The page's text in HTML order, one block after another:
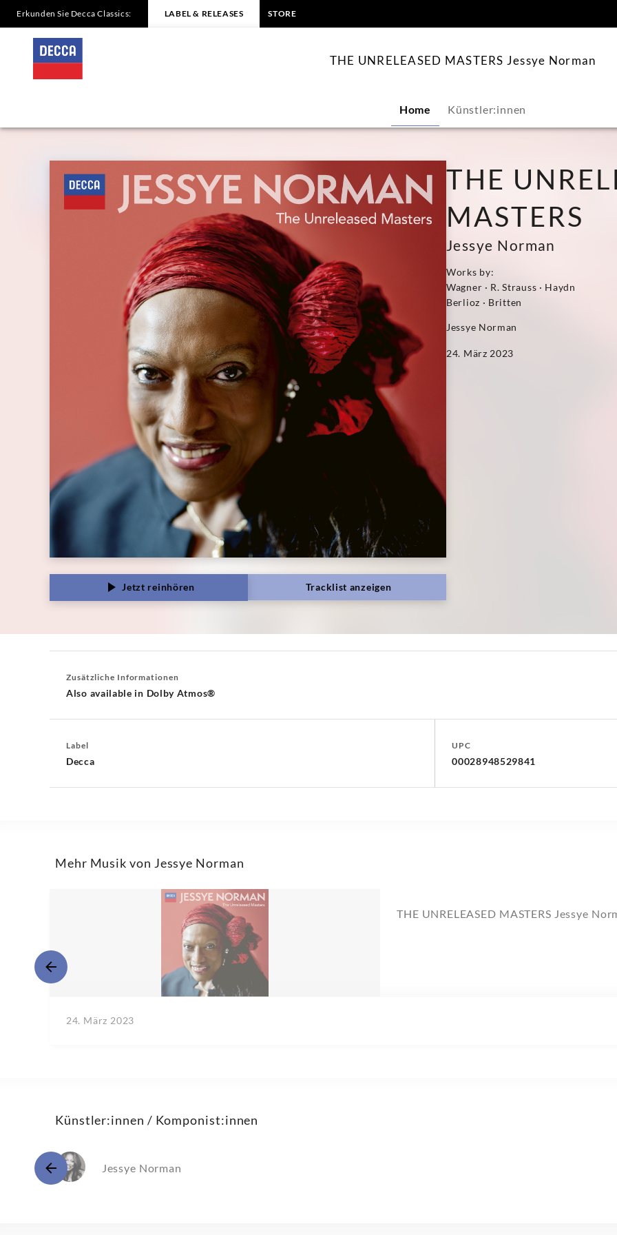
THE
UNRELEASED
Jessye
Norman
Erkunden Sie Decca Classics: LABEL & RELEASES STORE
THE UNRELEASED MASTERS Jessye Norman
Home Künstler:innen
Jetzt reinhören Tracklist anzeigen
THE
MASTERS
Jessye Norman
Works by:
Wagner · R. Strauss · Haydn
Berlioz · Britten
Jessye Norman
24. März 2023
Zusätzliche Informationen
Also available in Dolby Atmos®
Label
Decca
UPC
00028948529841
Mehr Musik von Jessye Norman
THE UNRELEASED MASTERS Jessye
24. März 2023
Künstler:innen / Komponist:innen
Jessye Norman